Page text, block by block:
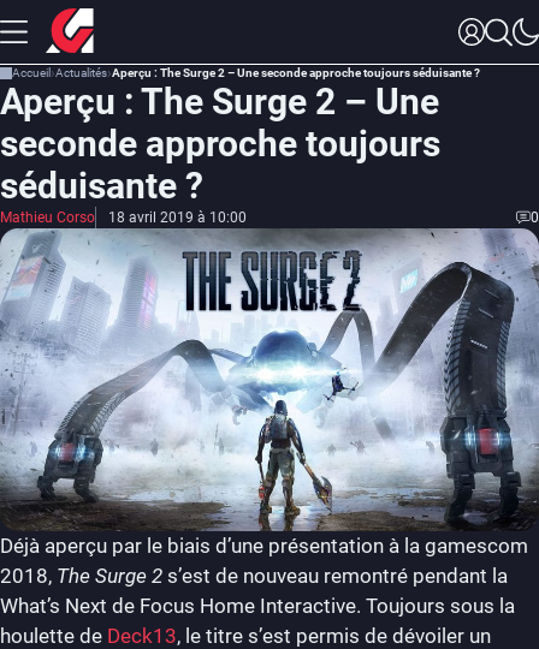
Accueil Actualités Aperçu : The Surge 2 – Une seconde approche toujours séduisante ?
Aperçu : The Surge 2 – Une
seconde approche toujours
séduisante ?
Mathieu Corso 18 avril 2019 à 10:00 0
Déjà aperçu par le biais d’une présentation à la gamescom
2018, The Surge 2 s’est de nouveau remontré pendant la
What’s Next de Focus Home Interactive. Toujours sous la
houlette de Deck13, le titre s’est permis de dévoiler un